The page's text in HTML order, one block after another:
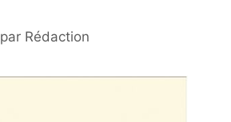
par Rédaction